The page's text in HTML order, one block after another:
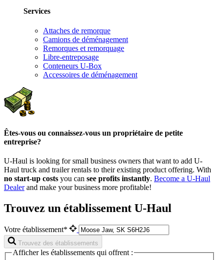
Services
Attaches de remorque
Camions de déménagement
Remorques et remorquage
Libre-entreposage
Conteneurs U-Box
Accessoires de déménagement
Êtes-vous ou connaissez-vous un propriétaire de petite
entreprise?
U-Haul is looking for small business owners that want to add U-
Haul truck and trailer rentals to their existing product offering. With
no start-up costs you can see profits instantly. Become a U-Haul
Dealerand make your business more profitable!
Trouvez un établissement U-Haul
Votre établissement*
Trouvez des établissements
Afficher les établissements qui offrent :